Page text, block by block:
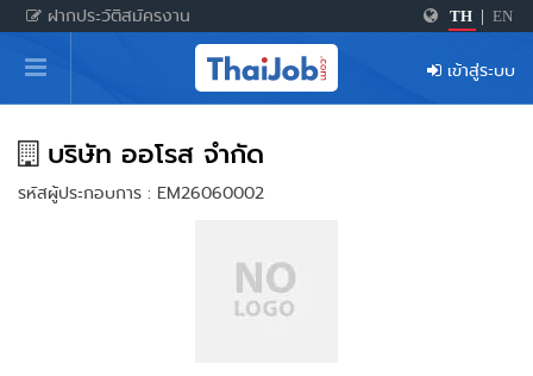
ฝากประวัติสมัครงาน TH EN
หน้าหลัก
ผู้สมัครงาน: เข้าสู่ระบบ
ฝากประวัติสมัครงาน
เกร็ดความรู้
เข้าสู่ระบบ
บริษัท ออโรส จำกัด
รหัสผู้ประกอบการ : EM26060002